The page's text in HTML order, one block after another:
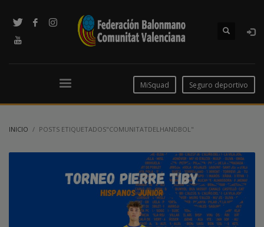
MiSquad Seguro deportivo
INICIO POSTS ETIQUETADOS"COMUNITATDELHANDBOL"